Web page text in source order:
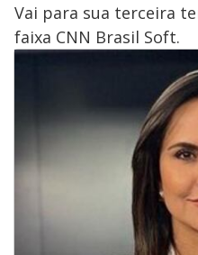
Vai para sua terceira
faixa CNN Brasil Soft.